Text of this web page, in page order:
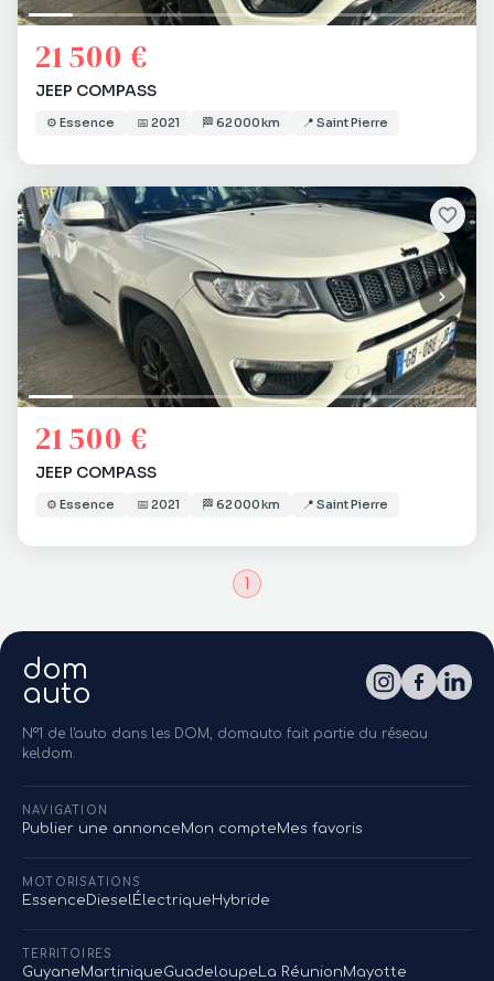
21 500 €
JEEP COMPASS
⚙️ Essence 📅 2021 🏁 62 000 km 📍 Saint Pierre
21 500 €
JEEP COMPASS
⚙️ Essence 📅 2021 🏁 62 000 km 📍 Saint Pierre
1
dom
auto
N°1 de l'auto dans les DOM, domauto fait partie du réseau
keldom.
NAVIGATION
Publier une annonceMon compteMes favoris
MOTORISATIONS
Essence Diesel ÉlectriqueHybride
TERRITOIRES
GuyaneMartiniqueGuadeloupeLa RéunionMayotte